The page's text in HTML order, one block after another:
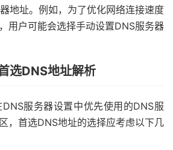
地址。例如，为了优化网络连接速度
用户可能会选择手动设置DNS服务器
选DNS地址解析
服务器设置中优先使用的DNS服
，首选DNS地址的选择应考虑以下几